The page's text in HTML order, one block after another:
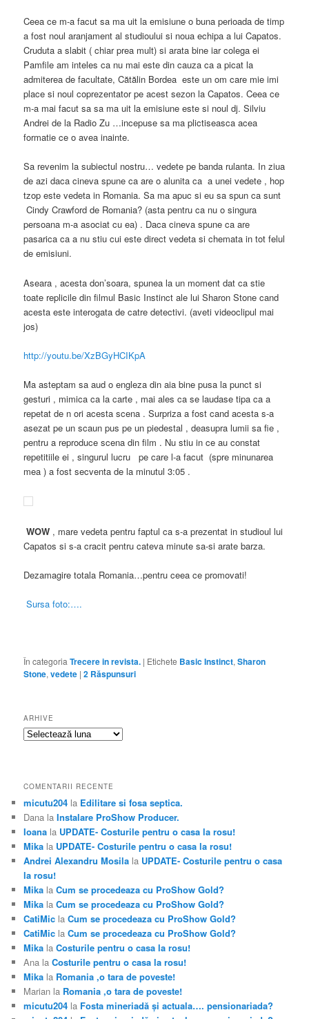
Ceea ce m-a facut sa ma uit la emisiune o buna perioada de timp
a fost noul aranjament al studioului si noua echipa a lui Capatos.
Cruduta a slabit ( chiar prea mult) si arata bine iar colega ei
Pamfile am inteles ca nu mai este din cauza ca a picat la
admiterea de facultate, Cătălin Bordea este un om care mie imi
place si noul coprezentator pe acest sezon la Capatos. Ceea ce
m-a mai facut sa sa ma uit la emisiune este si noul dj. Silviu
Andrei de la Radio Zu …incepuse sa ma plictiseasca acea
formatie ce o avea inainte.
Sa revenim la subiectul nostru… vedete pe banda rulanta. In ziua
de azi daca cineva spune ca are o alunita ca a unei vedete , hop
tzop este vedeta in Romania. Sa ma apuc si eu sa spun ca sunt
Cindy Crawford de Romania? (asta pentru ca nu o singura
persoana m-a asociat cu ea) . Daca cineva spune ca are
pasarica ca a nu stiu cui este direct vedeta si chemata in tot felul
de emisiuni.
Aseara , acesta don’soara, spunea la un moment dat ca stie
toate replicile din filmul Basic Instinct ale lui Sharon Stone cand
acesta este interogata de catre detectivi. (aveti videoclipul mai
jos)
http://youtu.be/XzBGyHCIKpA
Ma asteptam sa aud o engleza din aia bine pusa la punct si
gesturi , mimica ca la carte , mai ales ca se laudase tipa ca a
repetat de n ori acesta scena . Surpriza a fost cand acesta s-a
asezat pe un scaun pus pe un piedestal , deasupra lumii sa fie ,
pentru a reproduce scena din film . Nu stiu in ce au constat
repetitiile ei , singurul lucru pe care l-a facut (spre minunarea
mea ) a fost secventa de la minutul 3:05 .
WOW , mare vedeta pentru faptul ca s-a prezentat in studioul lui
Capatos si s-a cracit pentru cateva minute sa-si arate barza.
Dezamagire totala Romania…pentru ceea ce promovati!
Sursa foto:….
În categoria Trecere in revista. | Etichete Basic Instinct,Sharon
Stone,vedete |2 Răspunsuri
ARHIVE
Arhive
COMENTARII RECENTE
micutu204 la Edilitare si fosa septica.
Dana laInstalare ProShow Producer.
Ioana la UPDATE- Costurile pentru o casa la rosu!
Mika la UPDATE- Costurile pentru o casa la rosu!
Andrei Alexandru Mosila la UPDATE- Costurile pentru o casa
la rosu!
Mika laCum se procedeaza cu ProShow Gold?
Mika laCum se procedeaza cu ProShow Gold?
CatiMic laCum se procedeaza cu ProShow Gold?
CatiMic laCum se procedeaza cu ProShow Gold?
Mika laCosturile pentru o casa la rosu!
Ana laCosturile pentru o casa la rosu!
Mika la Romania ,o tara de poveste!
Marian la Romania ,o tara de poveste!
micutu204 la Fosta mineriadă şi actuala…. pensionariada?